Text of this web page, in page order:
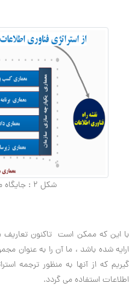
شکل 2 : جایگاه معماری سازمانی
با این که ممکن است تاکنون تعاریف
گیریم که از آنها به منظور ترجمه
اطلاعات استفاده می گردد.